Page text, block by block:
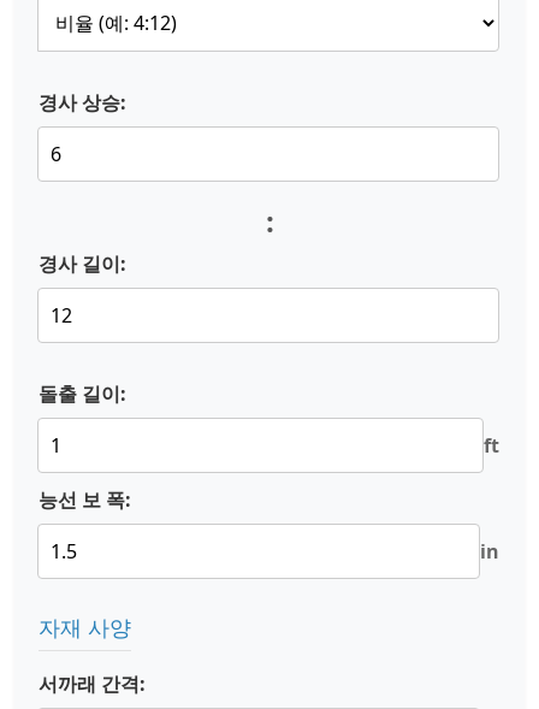
경사 상승:
:
경사 길이:
돌출 길이:
ft
능선 보 폭:
in
자재 사양
서까래 간격: